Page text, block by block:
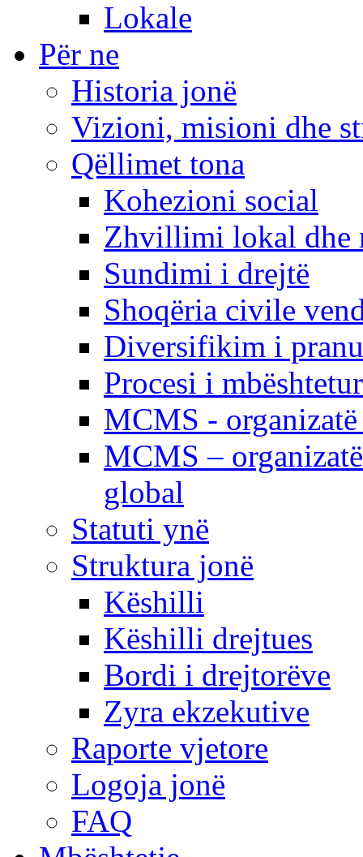
Lokale
Për ne
Historia jonë
Vizioni, misioni dhe
Qëllimet tona
Kohezioni social
Zhvillimi lokal dhe
Sundimi i drejtë
Shoqëria civile
Diversifikim i
Procesi i
MCMS -
MCMS –
global
Statuti ynë
Struktura jonë
Këshilli
Këshilli drejtues
Bordi i drejtorëve
Zyra ekzekutive
Raporte vjetore
Logoja jonë
FAQ